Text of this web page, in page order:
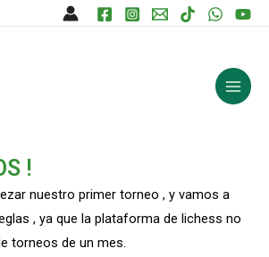
Menu
!
nuestro primer torneo , y vamos a
, ya que la plataforma de lichess no
torneos de un mes.